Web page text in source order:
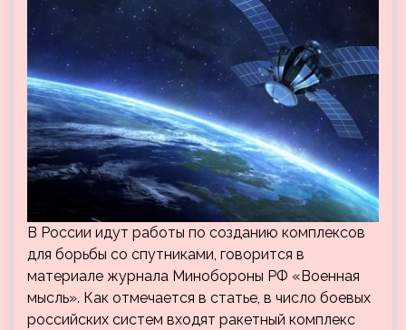
В России идут работы по созданию комплексов
для борьбы со спутниками, говорится в
материале журнала Минобороны РФ «Военная
мысль». Как отмечается в статье, в число боевых
российских систем входят ракетный комплекс